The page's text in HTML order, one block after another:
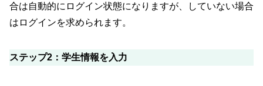
合は自動的にログイン状態になりますが、していない場合
はログインを求められます。
ステップ2：学生情報を入力